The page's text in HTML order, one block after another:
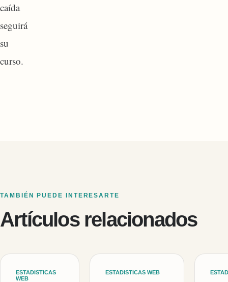
caída
seguirá
su
curso.
TAMBIÉN PUEDE INTERESARTE
Artículos relacionados
ESTADISTICAS
WEB
ESTADISTICAS WEB